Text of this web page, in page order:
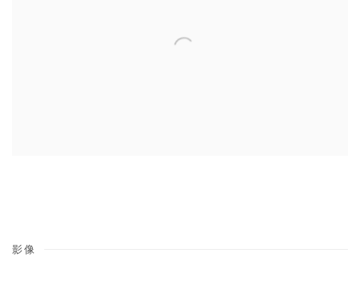
影像